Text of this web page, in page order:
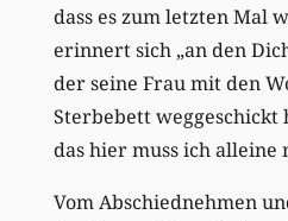
dass es zum letzten Mal
erinnert sich „an den
der seine Frau mit den
Sterbebett weggeschickt
das hier muss ich alleine
Vom Abschiednehmen